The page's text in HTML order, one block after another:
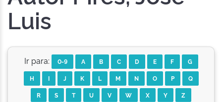
Luis
Ir para: 0-9 A B C D E F
G
H
I J K L M N O P
Q
R
S T U V W X Y Z